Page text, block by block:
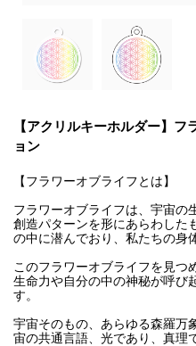
【アクリルキーホルダー】
ョン
【フラワーオブライフとは】
フラワーオブライフは、宇宙の
創造パターンを形にあらわした
の中に潜んでおり、私たちの身
このフラワーオブライフを見つ
生命力や自分の中の神秘が呼び
す。
宇宙そのもの、あらゆる森羅万
宙の共通言語、光であり、真理